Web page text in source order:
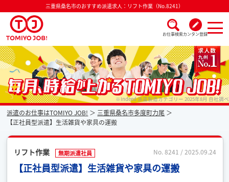
三重県桑名市のおすすめ派遣求人：リフト作業（No.8241）
お仕事検索カンタン登録
派遣なら毎月時給が上がるトミヨジョブ ※Indeed 派遣製造カテゴリー 2025年8月 自社調べ
派遣のお仕事はTOMIYO JOB!
三重県桑名市多度町力尾
【正社員型派遣】生活雑貨や家具の運搬
リフト作業 無期派遣社員 No. 8241 / 2025.09.24
【正社員型派遣】生活雑貨や家具の運搬